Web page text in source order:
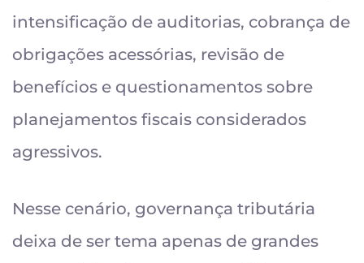
intensificação de auditorias, cobrança de
obrigações acessórias, revisão de
benefícios e questionamentos sobre
planejamentos fiscais considerados
agressivos.
Nesse cenário, governança tributária
deixa de ser tema apenas de grandes